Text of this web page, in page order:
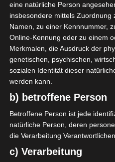
2025/2026 LIGA 2
Eilverfahren
Soliman
Ligue 2 zu
eine natürliche Person
insbesondere mittels Zuordnung
Namen, zu einer Kennnummer,
Online-Kennung oder zu einem
Merkmalen, die Ausdruck der
genetischen, psychischen,
sozialen Identität dieser
werden kann.
b) betroffene Person
Betroffene Person ist jede
natürliche Person, deren
die Verarbeitung
c) Verarbeitung